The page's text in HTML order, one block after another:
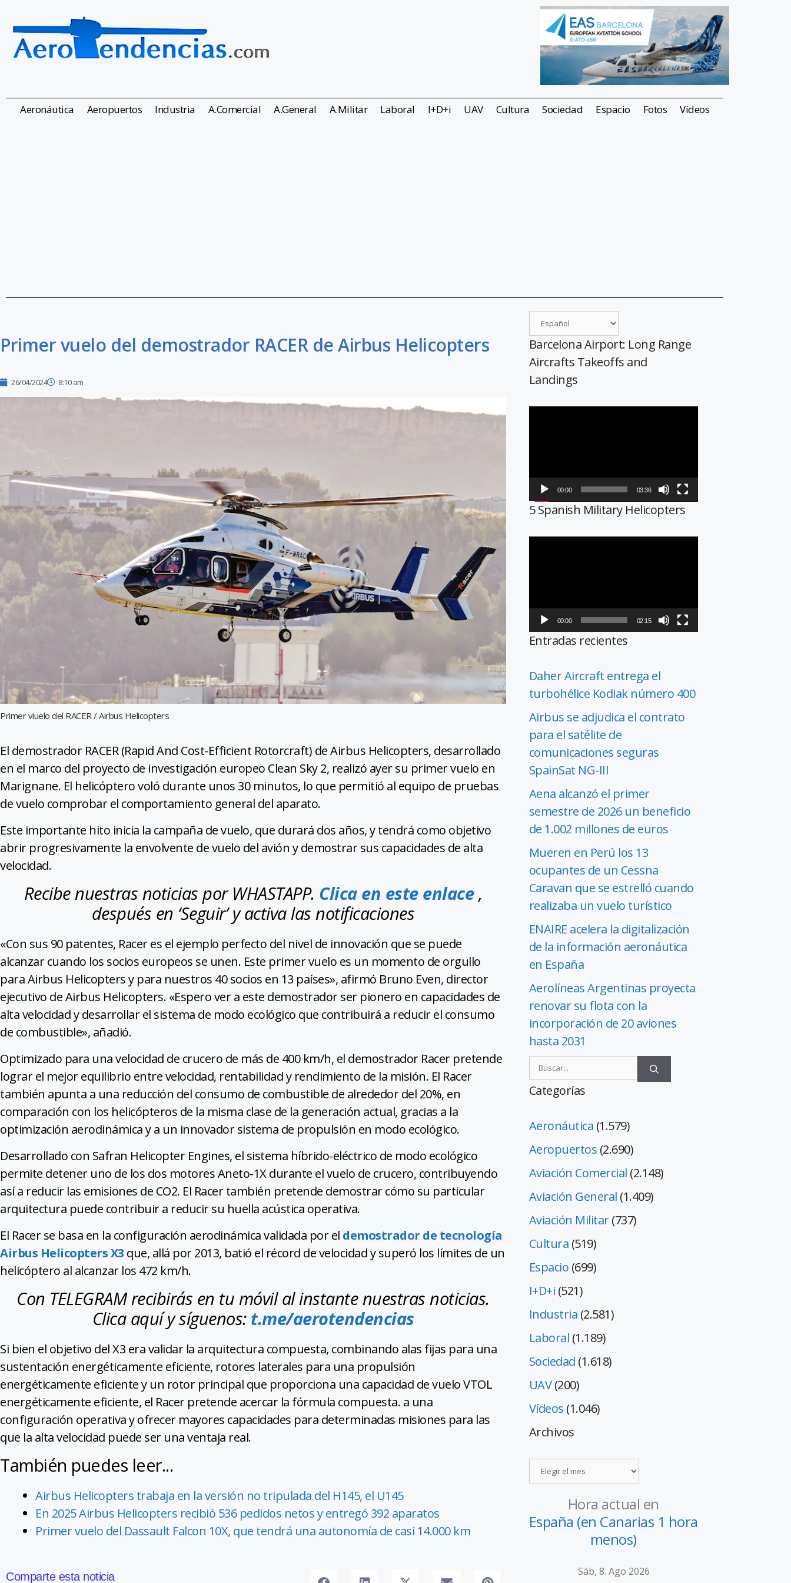
Aeronáutica Aeropuertos Industria A.Comercial A.General A.Militar Laboral I+D+i UAV Cultura Sociedad Espacio Fotos Vídeos
Primer vuelo del demostrador RACER de Airbus Helicopters
26/04/2024 8:10 am
Primer viuelo del RACER / Airbus Helicopters
El demostrador RACER (Rapid And Cost-Efficient Rotorcraft) de Airbus Helicopters, desarrollado
en el marco del proyecto de investigación europeo Clean Sky 2, realizó ayer su primer vuelo en
Marignane. El helicóptero voló durante unos 30 minutos, lo que permitió al equipo de pruebas
de vuelo comprobar el comportamiento general del aparato.
Este importante hito inicia la campaña de vuelo, que durará dos años, y tendrá como objetivo
abrir progresivamente la envolvente de vuelo del avión y demostrar sus capacidades de alta
velocidad.
Recibe nuestras noticias por WHASTAPP. Clica en este enlace,
después en ‘Seguir’ y activa las notificaciones
«Con sus 90 patentes, Racer es el ejemplo perfecto del nivel de innovación que se puede
alcanzar cuando los socios europeos se unen. Este primer vuelo es un momento de orgullo
para Airbus Helicopters y para nuestros 40 socios en 13 países», afirmó Bruno Even, director
ejecutivo de Airbus Helicopters. «Espero ver a este demostrador ser pionero en capacidades de
alta velocidad y desarrollar el sistema de modo ecológico que contribuirá a reducir el consumo
de combustible», añadió.
Optimizado para una velocidad de crucero de más de 400 km/h, el demostrador Racer pretende
lograr el mejor equilibrio entre velocidad, rentabilidad y rendimiento de la misión. El Racer
también apunta a una reducción del consumo de combustible de alrededor del 20%, en
comparación con los helicópteros de la misma clase de la generación actual, gracias a la
optimización aerodinámica y a un innovador sistema de propulsión en modo ecológico.
Desarrollado con Safran Helicopter Engines, el sistema híbrido-eléctrico de modo ecológico
permite detener uno de los dos motores Aneto-1X durante el vuelo de crucero, contribuyendo
así a reducir las emisiones de CO2. El Racer también pretende demostrar cómo su particular
arquitectura puede contribuir a reducir su huella acústica operativa.
El Racer se basa en la configuración aerodinámica validada por el demostrador de tecnología
Airbus Helicopters X3 que, allá por 2013, batió el récord de velocidad y superó los límites de un
helicóptero al alcanzar los 472 km/h.
Con TELEGRAM recibirás en tu móvil al instante nuestras noticias.
Clica aquí y síguenos: t.me/aerotendencias
Si bien el objetivo del X3 era validar la arquitectura compuesta, combinando alas fijas para una
sustentación energéticamente eficiente, rotores laterales para una propulsión
energéticamente eficiente y un rotor principal que proporciona una capacidad de vuelo VTOL
energéticamente eficiente, el Racer pretende acercar la fórmula compuesta. a una
configuración operativa y ofrecer mayores capacidades para determinadas misiones para las
que la alta velocidad puede ser una ventaja real.
También puedes leer...
Airbus Helicopters trabaja en la versión no tripulada del H145, el U145
En 2025 Airbus Helicopters recibió 536 pedidos netos y entregó 392 aparatos
Primer vuelo del Dassault Falcon 10X, que tendrá una autonomía de casi 14.000 km
Comparte esta noticia
Barcelona Airport: Long Range
Aircrafts Takeoffs and
Landings
00:00 03:36
5 Spanish Military Helicopters
00:00 02:15
Entradas recientes
Daher Aircraft entrega el
turbohélice Kodiak número 400
Airbus se adjudica el contrato
para el satélite de
comunicaciones seguras
SpainSat NG-III
Aena alcanzó el primer
semestre de 2026 un beneficio
de 1.002 millones de euros
Mueren en Perú los 13
ocupantes de un Cessna
Caravan que se estrelló cuando
realizaba un vuelo turístico
ENAIRE acelera la digitalización
de la información aeronáutica
en España
Aerolíneas Argentinas proyecta
renovar su flota con la
incorporación de 20 aviones
hasta 2031
Categorías
Aeronáutica (1.579)
Aeropuertos (2.690)
Aviación Comercial (2.148)
Aviación General (1.409)
Aviación Militar(737)
Cultura (519)
Espacio (699)
I+D+i (521)
Industria (2.581)
Laboral (1.189)
Sociedad (1.618)
UAV(200)
Vídeos (1.046)
Archivos
Hora actual en
España (en Canarias 1 hora
menos)